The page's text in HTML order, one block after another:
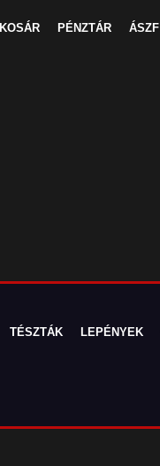
KOSÁR PÉNZTÁR ÁSZF
TÉSZTÁK LEPÉNYEK